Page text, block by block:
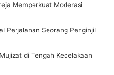
Memperkuat Moderasi
Perjalanan Seorang Penginjil
di Tengah Kecelakaan